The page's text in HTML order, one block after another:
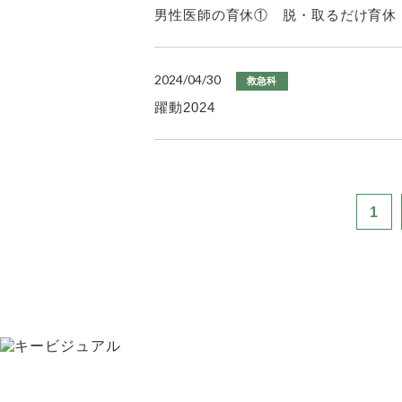
男性医師の育休① 脱・取るだけ育休
2024/04/30 救急科
躍動2024
1